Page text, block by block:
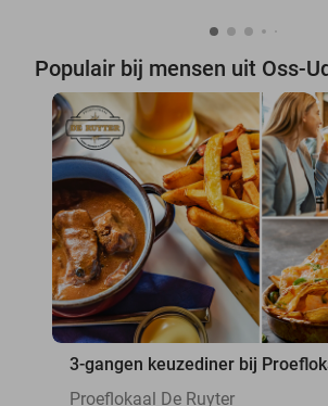
Populair bij mensen uit Oss-
3-gangen keuzediner bij
Proeflokaal De Ruyter